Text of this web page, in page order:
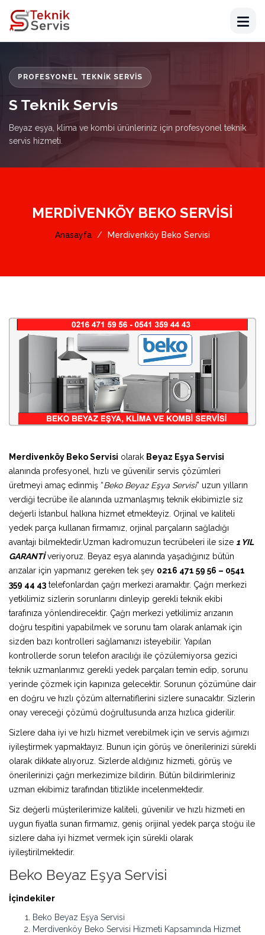
PROFESYONEL TEKNIK SERVIS
S Teknik Servis
Beyaz eşya, klima ve kombi ürünleriniz için profesyonel teknik
servis hizmeti.
MERDIVENKÖY BEKO SERVISI
Anasayfa Merdivenköy Beko Servisi
Merdivenköy Beko Servisi olarak Beyaz Eşya Servisi
alanında profesyonel, hızlı ve güvenilir servis çözümleri
üretmeyi amaç edinmiş “Beko Beyaz Eşya Servisi” uzun yılların
verdiği tecrübe ile alanında uzmanlaşmış teknik ekibimizle siz
değerli İstanbul halkına hizmet etmekteyiz. Orjinal ve kaliteli
yedek parça kullanan firmamız, orjinal parçaların sağladığı
avantajı bilmektedir.Uzman kadromuzun tecrübeleri ile size 1 YIL
GARANTİveriyoruz. Beyaz eşya alanında yaşadığınız bütün
arızalar için yapmanız gereken tek şey 0216 471 59 56 – 0541
359 44 43 telefonlardan çağrı merkezi aramaktır. Çağrı merkezi
yetkilimiz sizlerin sorunlarını dinleyip gerekli teknik ekibi
tarafınıza yönlendirecektir. Çağrı merkezi yetkilimiz arızanın
doğru tespitini yapabilmek ve sorunu tam olarak anlamak için
sizden bazı kontrolleri sağlamanızı isteyebilir. Yapılan
kontrollerde sorun telefon aracılığı ile çözülemiyorsa gezici
teknik uzmanlarımız gerekli yedek parçaları temin edip, sorunu
yerinde çözmek için kapınıza gelecektir. Sorunun çözümüne dair
en doğru ve hızlı çözüm alternatiflerini sizlere sunacaktır. Sizlerin
onay vereceği çözümü doğrultusunda arıza hızlıca giderilir.
Sizlere daha iyi ve hızlı hizmet verebilmek için ve servis ağımızı
iyileştirmek yapmaktayız. Bunun için görüş ve önerilerinizi sürekli
olarak dikkate alıyoruz. Sizlerde aldığınız hizmeti, görüş ve
önerilerinizi çağrı merkezimize bildirin. Bütün bildirimleriniz
uzman ekibimiz tarafından titizlikle incelenmektedir.
Siz değerli müşterilerimize kaliteli, güvenilir ve hızlı hizmeti en
uygun fiyatla sunan firmamız, geniş orijinal yedek parça stoğu ile
sizlere daha iyi hizmet vermek için sürekli olarak
iyileştirilmektedir.
Beko Beyaz Eşya Servisi
İçindekiler
Beko Beyaz Eşya Servisi
Merdivenköy Beko Servisi Hizmeti Kapsamında Hizmet